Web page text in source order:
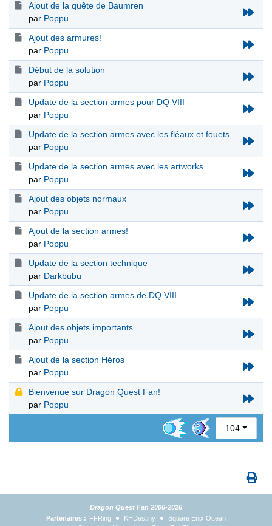
Ajout de la quête de Baumren
par Poppu
Ajout des armures!
par Poppu
Début de la solution
par Poppu
Update de la section armes pour DQ VIII
par Poppu
Update de la section armes avec les fléaux et fouets
par Poppu
Update de la section armes avec les artworks
par Poppu
Ajout des objets normaux
par Poppu
Ajout de la section armes!
par Poppu
Update de la section technique
par Darkbubu
Update de la section armes de DQ VIII
par Poppu
Ajout des objets importants
par Poppu
Ajout de la section Héros
par Poppu
Bienvenue sur Dragon Quest Fan!
par Poppu
104
Dragon Quest Fan 2006-2026
Partenaires : FFRing KHDestiny
Square Enix Ocean